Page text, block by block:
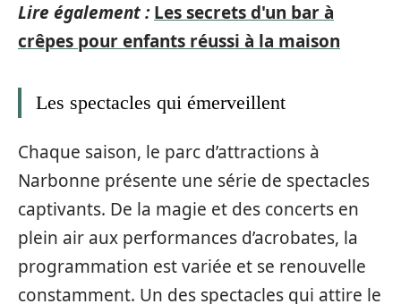
Lire également : Les secrets d'un bar à
crêpes pour enfants réussi à la maison
Les spectacles qui émerveillent
Chaque saison, le parc d’attractions à
Narbonne présente une série de spectacles
captivants. De la magie et des concerts en
plein air aux performances d’acrobates, la
programmation est variée et se renouvelle
constamment. Un des spectacles qui attire le